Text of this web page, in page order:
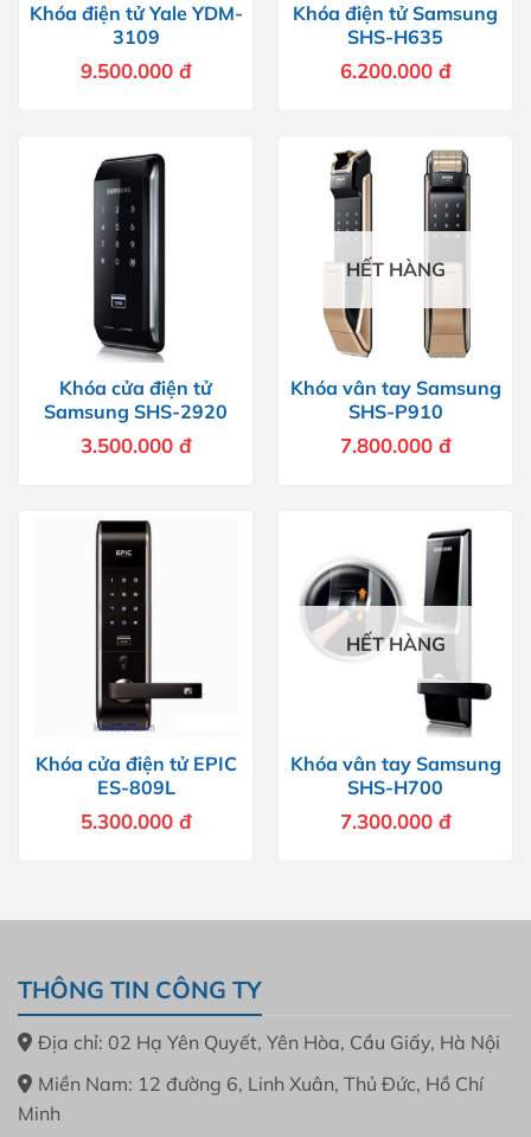
Khóa điện tử Yale YDM-
3109
9.500.000 đ
Khóa điện tử Samsung
SHS-H635
6.200.000 đ
Khóa cửa điện tử
Samsung SHS-2920
3.500.000 đ
HẾT HÀNG
Khóa vân tay Samsung
SHS-P910
7.800.000 đ
Khóa cửa điện tử EPIC
ES-809L
5.300.000 đ
HẾT HÀNG
Khóa vân tay Samsung
SHS-H700
7.300.000 đ
THÔNG TIN CÔNG TY
Địa chỉ: 02 Hạ Yên Quyết, Yên Hòa, Cầu Giấy, Hà Nội
Miền Nam: 12 đường 6, Linh Xuân, Thủ Đức, Hồ Chí
Minh